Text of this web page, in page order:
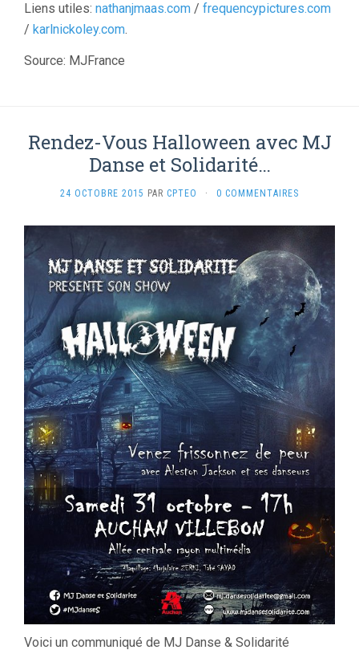
Liens utiles: nathanjmaas.com / frequencypictures.com
/ karlnickoley.com.
Source: MJFrance
Rendez-Vous Halloween avec MJ
Danse et Solidarité…
24 OCTOBRE 2015 PAR CPTEO · 0 COMMENTAIRES
Voici un communiqué de MJ Danse & Solidarité